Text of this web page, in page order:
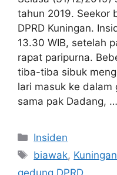
tahun 2019. Seekor
DPRD Kuningan.
13.30 WIB, setelah
rapat paripurna.
tiba-tiba sibuk
lari masuk ke dalam
sama pak Dadang, …
Kategori
Insiden
Tag
biawak,